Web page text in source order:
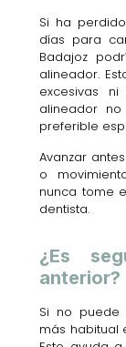
Si ha
días para
Badajoz
alineador.
excesivas
alineador
preferible
Avanzar
o
nunca tome
dentista.
¿Es
anterior?
Si no puede
más habitual